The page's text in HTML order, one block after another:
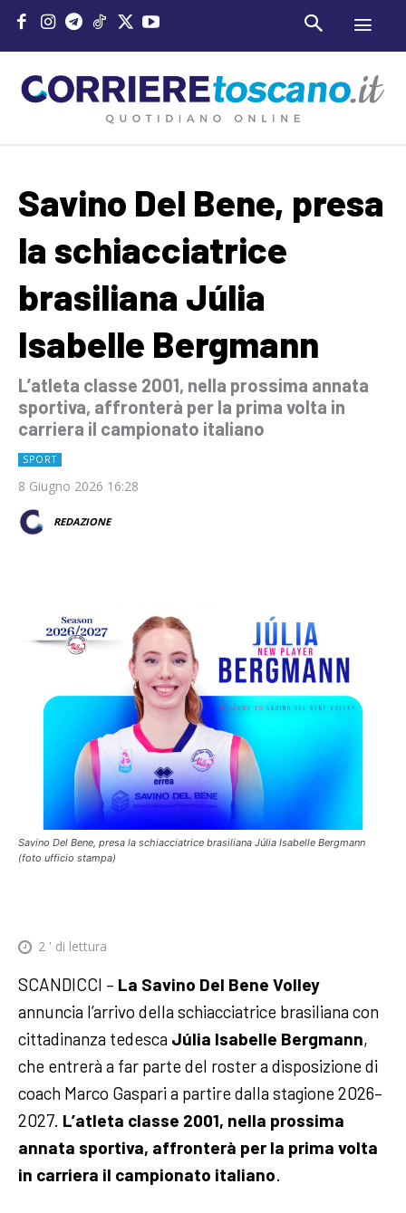
Savino Del Bene, presa
la schiacciatrice
brasiliana Júlia
Isabelle Bergmann
L’atleta classe 2001, nella prossima annata
sportiva, affronterà per la prima volta in
carriera il campionato italiano
SPORT
8 Giugno 2026 16:28
REDAZIONE
Savino Del Bene, presa la schiacciatrice brasiliana Júlia Isabelle Bergmann
(foto ufficio stampa)
2 ' di lettura
SCANDICCI – La Savino Del Bene Volley
annuncia l’arrivo della schiacciatrice brasiliana con
cittadinanza tedesca Júlia Isabelle Bergmann,
che entrerà a far parte del roster a disposizione di
coach Marco Gaspari a partire dalla stagione 2026–
2027. L’atleta classe 2001, nella prossima
annata sportiva, affronterà per la prima volta
in carriera il campionato italiano.